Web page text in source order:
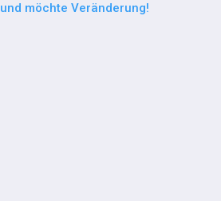
möchte Veränderung!